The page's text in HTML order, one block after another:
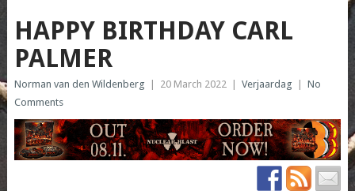
HAPPY BIRTHDAY CARL
PALMER
Norman van den Wildenberg 20 March 2022 Verjaardag
No
Comments